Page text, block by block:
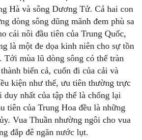
Hà và sông Dương Tử. Cả hai con
dòng sông dũng mãnh đem phù sa
cái nôi đầu tiên của Trung Quốc,
là một đe dọa kinh niên cho sự tồn
Tới mùa lũ dòng sông có thể tràn
biển cả, cuốn đi của cải và
kiện như thế, ưu tiên thường trực
duy nhất của tập thể là chống lại
tiên của Trung Hoa đều là những
Vua Thuần nhường ngôi cho vua
đắp đê ngăn nước lụt.